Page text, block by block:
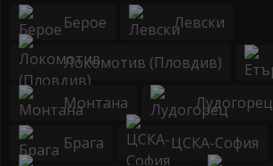
Берое Левски
Локомотив (Пловдив)
Монтана Лудогорец
Брага ЦСКА-София